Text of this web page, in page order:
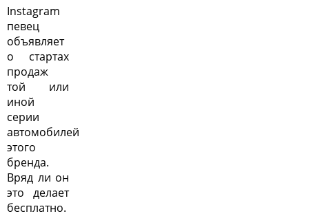
Instagram
певец
объявляет
о стартах
продаж
той или
иной
серии
автомобилей
этого
бренда.
Вряд ли он
это делает
бесплатно.